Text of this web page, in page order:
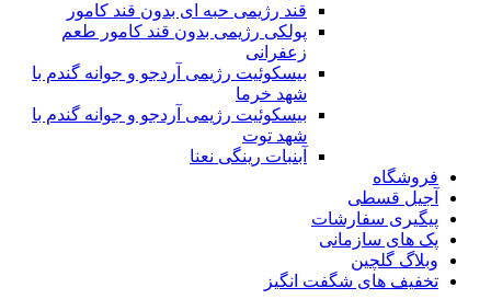
قند رژیمی حبه ای بدون قند کامور
پولکی رژیمی بدون قند کامور طعم
زعفرانی
بيسکوئيت رژیمی آردجو و جوانه گندم با
شهد خرما
بيسکوئيت رژیمی آردجو و جوانه گندم با
شهد توت
آبنبات رینگی نعنا
فروشگاه
آجیل قسطی
پیگیری سفارشات
پک های سازمانی
وبلاگ گلچین
تخفیف های شگفت انگیز